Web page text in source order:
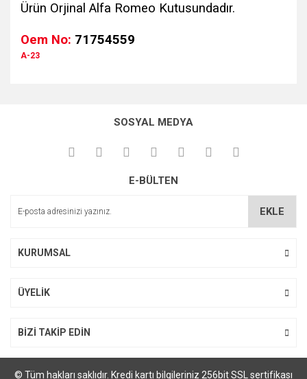
Ürün Orjinal Alfa Romeo Kutusundadır.
Oem No: 71754559
A-23
kullanarak tarafımıza iletebilirsiniz.
Görüş ve önerileriniz için teşekkür ederiz.
Ürün açıklamasında eksik bilgiler bulunuyor.
SOSYAL MEDYA
E-BÜLTEN
EKLE
KURUMSAL
ÜYELİK
BİZİ TAKİP EDİN
© Tüm hakları saklıdır. Kredi kartı bilgileriniz 256bit SSL sertifikası